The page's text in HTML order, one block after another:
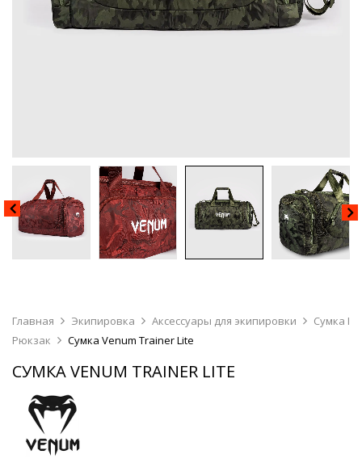
Главная Экипировка Аксессуары для экипировки
Сумка I
Рюкзак
Сумка Venum Trainer Lite
СУМКА VENUM TRAINER LITE